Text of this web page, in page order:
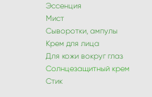
Эссенция
Мист
Сыворотки, ампулы
Крем для лица
Для кожи вокруг глаз
Солнцезащитный крем
Стик